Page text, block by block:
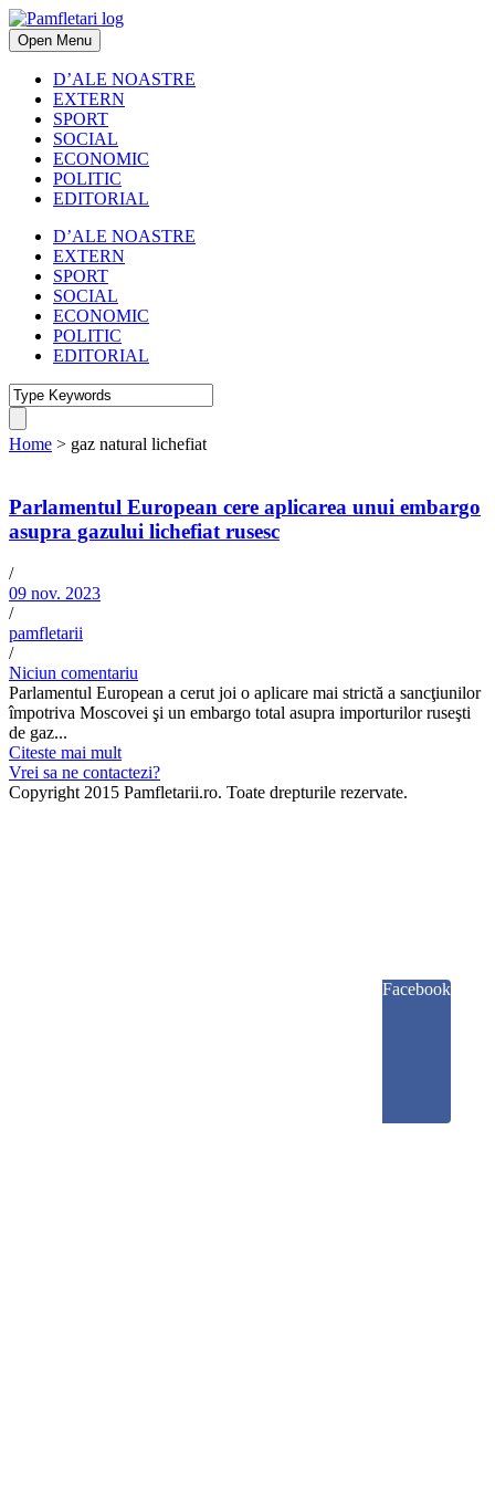
Open Menu
D’ALE NOASTRE
EXTERN
SPORT
SOCIAL
ECONOMIC
POLITIC
EDITORIAL
D’ALE NOASTRE
EXTERN
SPORT
SOCIAL
ECONOMIC
POLITIC
EDITORIAL
Home > gaz natural lichefiat
Parlamentul European cere aplicarea unui embargo
asupra gazului lichefiat rusesc
/
09 nov. 2023
/
pamfletarii
/
Niciun comentariu
Parlamentul European a cerut joi o aplicare mai strictă a sancţiunilor
împotriva Moscovei şi un embargo total asupra importurilor ruseşti
de gaz...
Citeste mai mult
Vrei sa ne contactezi?
Copyright 2015 Pamfletarii.ro. Toate drepturile rezervate.
Facebook